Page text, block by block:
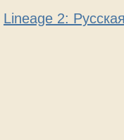
Lineage 2: